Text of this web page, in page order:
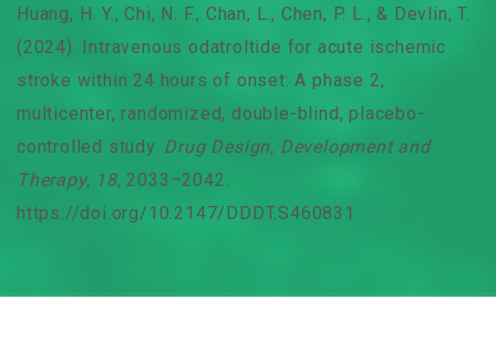
Huang, H. Y., Chi, N. F., Chan, L., Chen, P. L., & Devlin, T.
(2024). Intravenous odatroltide for acute ischemic
stroke within 24 hours of onset: A phase 2,
multicenter, randomized, double-blind, placebo-
controlled study. Drug Design, Development and
Therapy, 18, 2033–2042.
https://doi.org/10.2147/DDDT.S460831